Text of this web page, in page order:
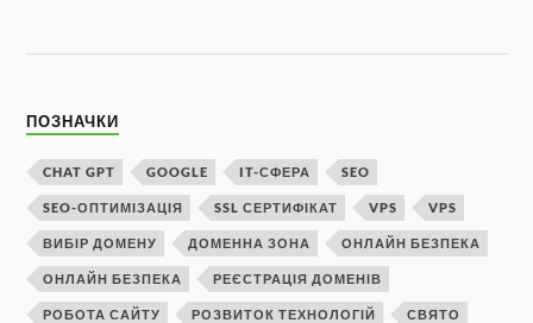
ПОЗНАЧКИ
CHAT GPT GOOGLE IT-СФЕРА SEO
SEO-ОПТИМІЗАЦІЯ SSL СЕРТИФІКАТ VPS VPS
ВИБІР ДОМЕНУ ДОМЕННА ЗОНА ОНЛАЙН БЕЗПЕКА
ОНЛАЙН БЕЗПЕКА РЕЄСТРАЦІЯ ДОМЕНІВ
РОБОТА САЙТУ РОЗВИТОК ТЕХНОЛОГІЙ СВЯТО